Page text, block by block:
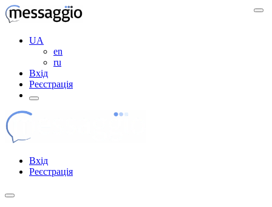
UA
en
ru
Вхід
Реєстрація
Вхід
Реєстрація